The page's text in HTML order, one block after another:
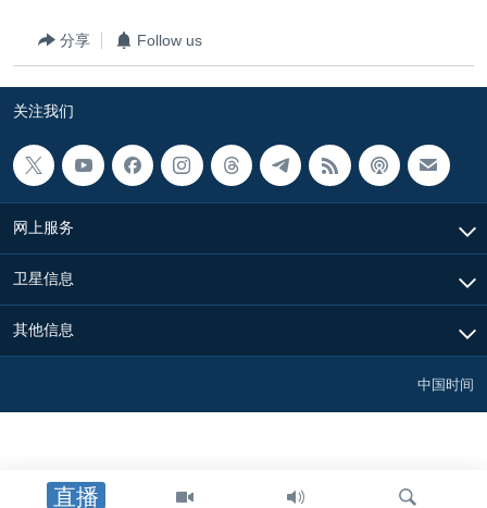
直播
分享 Follow us
关注我们
网上服务
卫星信息
其他信息
中国时间